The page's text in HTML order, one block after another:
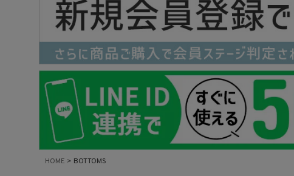
キーワード
販売タイプ
新着
カラー
HOME BOTTOMS